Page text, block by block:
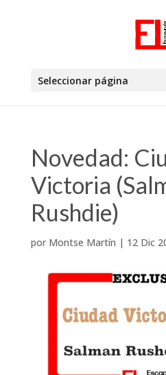
Seleccionar página
Novedad:
Victoria
Rushdie)
por Montse Martín | 12 Dic